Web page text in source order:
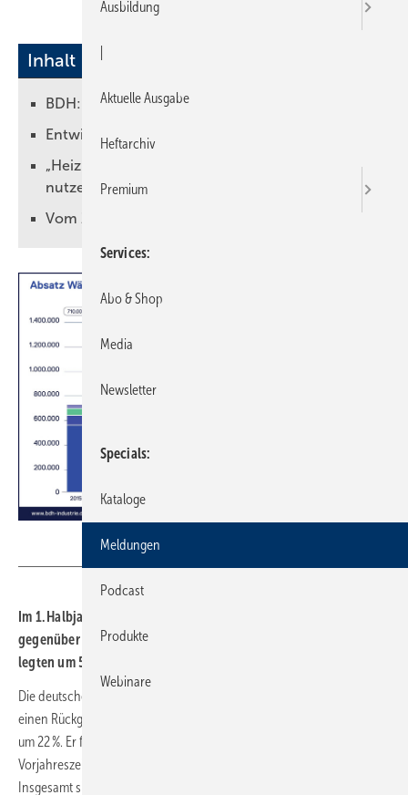
Inhalt
BDH: Dem Markt fehlt Planungssicherheit
Entwicklung von Q1-2022 bis Q2-2025
„Heizungsmodernisierung als Wachstumsmotor
nutzen“
Vom Zubrot zum „Störfaktor“
Im 1. Halbjahr 2025 war der Wärme­er­zeuger­ab­satz um 22 %
gegen­über dem Vor­jahres­zeit­raum rück­läu­fig. Wärme­pum­pen
legten um 55 % zu und hatten einen Markt­anteil von 47 %.
Die deutsche Heizungsindustrie verzeichnet für das 1. Halbjahr 2025
einen Rückgang beim Absatz von wasserführenden Wärmeerzeugern
um 22 %. Er folgt auf einen bereits deutlichen Einbruch im
Vorjahreszeitraum durch mehrere Vorzieheffekte in Jahr 2023.
Insgesamt sind im 1. Halbjahr 2025 rund 296.500 Geräte abgesetzt
Ausbildung
Aktuelle Ausgabe
Heftarchiv
Premium
Services
Abo & Shop
Media
Newsletter
Specials
Kataloge
Meldungen
Podcast
Produkte
Webinare